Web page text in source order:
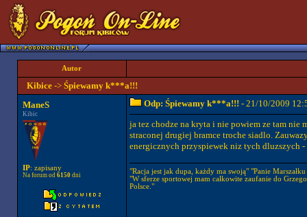
Autor
Kibice-> Śpiewamy k***a!!!
ManeS
Kibic
IP: zapisany
Na forum od 6150dni
Odp: Śpiewamy k***a!!! - 21/10/2009
ja tez chodze na kryta i nie powiem ze tam
straconej drugiej bramce troche siadlo.
energicznych przyspiewek niz tych dluzszych
"Racja jest jak dupa, każdy ma swoją" "Panie
"W sferze sportowej mam całkowite zaufanie do
Polsce."